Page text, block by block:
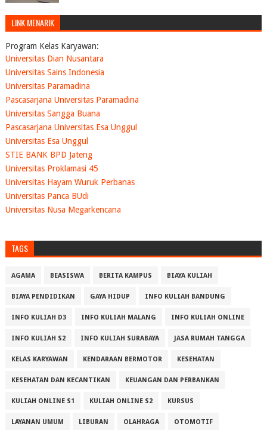
LINK MENARIK
Program Kelas Karyawan:
Universitas Dian Nusantara
Universitas Sains Indonesia
Universitas Paramadina
Pascasarjana Universitas Paramadina
Universitas Sangga Buana
Pascasarjana Universitas Esa Unggul
Universitas Esa Unggul
STIE BANK BPD Jateng
Universitas Proklamasi 45
Universitas Hayam Wuruk Perbanas
Universitas Panca BUdi
Universitas Nusa Megarkencana
TAGS
AGAMA BEASISWA BERITA KAMPUS BIAYA KULIAH
BIAYA PENDIDIKAN GAYA HIDUP INFO KULIAH BANDUNG
INFO KULIAH D3 INFO KULIAH MALANG INFO KULIAH ONLINE
INFO KULIAH S2 INFO KULIAH SURABAYA JASA RUMAH TANGGA
KELAS KARYAWAN KENDARAAN BERMOTOR KESEHATAN
KESEHATAN DAN KECANTIKAN KEUANGAN DAN PERBANKAN
KULIAH ONLINE S1 KULIAH ONLINE S2 KURSUS
LAYANAN UMUM LIBURAN OLAHRAGA OTOMOTIF